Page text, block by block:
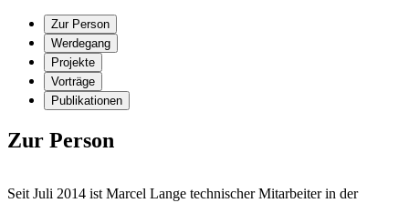
Zur Person
Werdegang
Projekte
Vorträge
Publikationen
Zur Person
Seit Juli 2014 ist Marcel Lange technischer Mitarbeiter in der